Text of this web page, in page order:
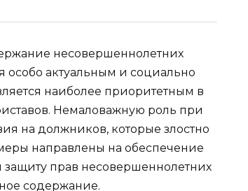
несовершеннолетних
особо актуальным и социально
наиболее приоритетным в
Немаловажную роль при
на должников, которые злостно
направлены на обеспечение
прав несовершеннолетних
содержание.